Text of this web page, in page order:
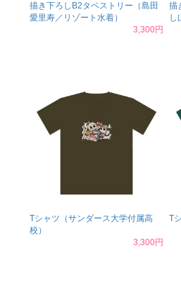
描き下ろしB2タペストリー（島田
愛里寿／リゾート水着）
3,300円
描
し
Tシャツ（サンダース大学付属高
校）
3,300円
T